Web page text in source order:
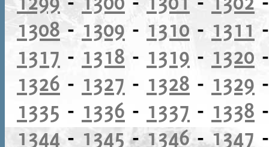
1308- 1309 - 1310 - 1311
1317 - 1318 - 1319 - 1320
1326 - 1327 - 1328 - 1329
1335 - 1336 - 1337 - 1338
1344 - 1345 -1346-1347